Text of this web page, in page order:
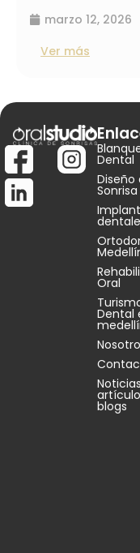
marzo 12, 2026
Ver más
Dental
Diseño
Sonrisa
Oral
Dental
blogs